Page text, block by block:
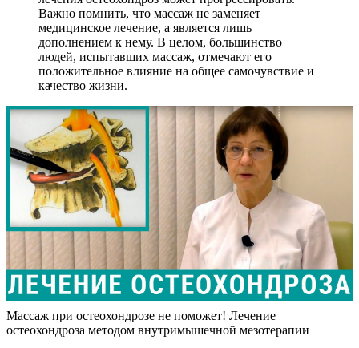
Важно помнить, что массаж не заменяет
медицинское лечение, а является лишь
дополнением к нему. В целом, большинство
людей, испытавших массаж, отмечают его
положительное влияние на общее самочувствие и
качество жизни.
Массаж при остеохондрозе не поможет! Лечение
остеохондроза методом внутримышечной мезотерапии